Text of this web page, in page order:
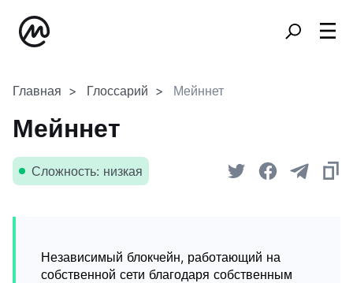
Главная Глоссарий Мейннет
Мейннет
Сложность: низкая
Независимый блокчейн, работающий на
собственной сети благодаря собственным